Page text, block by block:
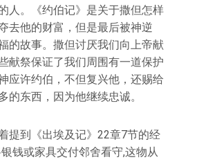
人。《约伯记》是关于撒但怎样
去他的财富，但是最后被神逆
的故事。撒但讨厌我们向上帝献
献祭保证了我们周围有一道保护
应许约伯，不但复兴他，还赐给
的东西，因为他继续忠诚。
提到《出埃及记》22章7节的经
钱或家具交付邻舍看守,这物从